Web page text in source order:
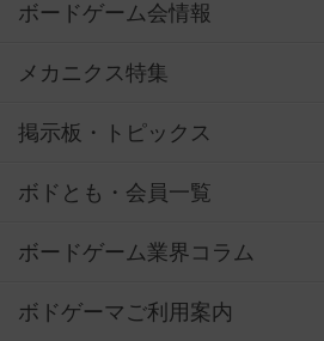
ボードゲーム会情報
メカニクス特集
掲示板・トピックス
ボドとも・会員一覧
ボードゲーム業界コラム
ボドゲーマご利用案内